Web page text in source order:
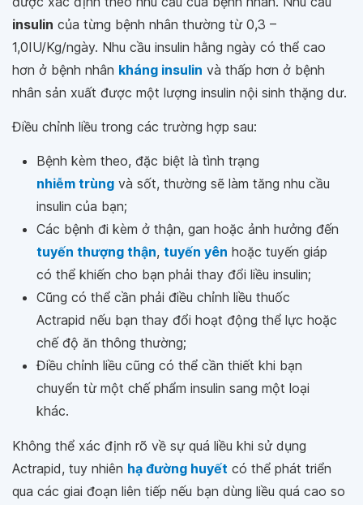
insulin của từng bệnh nhân thường từ 0,3 –
1,0IU/Kg/ngày. Nhu cầu insulin hằng ngày có thể cao
hơn ở bệnh nhân kháng insulin và thấp hơn ở bệnh
nhân sản xuất được một lượng insulin nội sinh thặng dư.
Điều chỉnh liều trong các trường hợp sau:
Bệnh kèm theo, đặc biệt là tình trạng
nhiễm trùng và sốt, thường sẽ làm tăng nhu cầu
insulin của bạn;
Các bệnh đi kèm ở thận, gan hoặc ảnh hưởng đến
tuyến thượng thận, tuyến yên hoặc tuyến giáp
có thể khiến cho bạn phải thay đổi liều insulin;
Cũng có thể cần phải điều chỉnh liều thuốc
Actrapid nếu bạn thay đổi hoạt động thể lực hoặc
chế độ ăn thông thường;
Điều chỉnh liều cũng có thể cần thiết khi bạn
chuyển từ một chế phẩm insulin sang một loại
khác.
Không thể xác định rõ về sự quá liều khi sử dụng
Actrapid, tuy nhiên hạ đường huyết có thể phát triển
qua các giai đoạn liên tiếp nếu bạn dùng liều quá cao so